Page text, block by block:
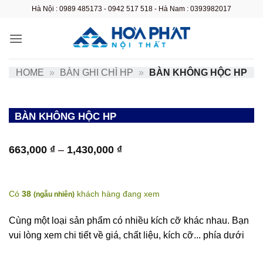
nội
Hà Nội : 0989 485173 - 0942 517 518 - Hà Nam : 0393982017
HOME » BÀN GHI CHÌ HP » BÀN KHÔNG HỘC HP
BÀN KHÔNG HỘC HP
663,000 ₫ – 1,430,000 ₫Khoảng
đến
1,430,000 ₫
Có 38 (ngẫu nhiên) khách hàng đang xem
Cùng một loại sản phẩm có nhiều kích cỡ khác nhau. Bạn
vui lòng xem chi tiết về giá, chất liệu, kích cỡ... phía dưới